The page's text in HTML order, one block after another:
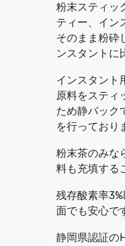
粉末スティッ
ティー、イン
そのまま粉砕
ンスタントに
インスタント
原料をスティ
ため静パック
を行っており
粉末茶のみな
料も充填する
残存酸素率
面でも安心で
静岡県認証の